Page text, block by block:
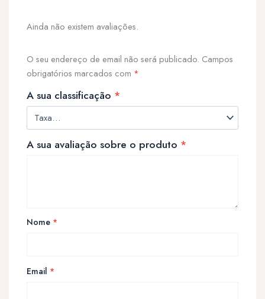
Ainda não existem avaliações.
O seu endereço de email não será publicado. Campos
obrigatórios marcados com *
A sua classificação *
A sua avaliação sobre o produto *
Nome *
Email *